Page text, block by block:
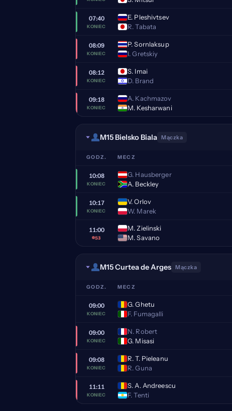
07:40
KONIEC
E. Pleshivtsev
R. Tabata
08:09
KONIEC
P. Sornlaksup
I. Gretskiy
08:12
KONIEC
S. Imai
D. Brand
09:18
KONIEC
A. Kachmazov
M. Kesharwani
M15 Bielsko Biala Mączka
GODZ. MECZ
10:08
KONIEC
G. Hausberger
A. Beckley
10:17
KONIEC
V. Orlov
W. Marek
11:00
S3
M. Zielinski
M. Savano
M15 Curtea de Arges Mączka
GODZ. MECZ
09:00
KONIEC
G. Ghetu
F. Fumagalli
09:00
KONIEC
N. Robert
G. Misasi
09:08
KONIEC
R. T. Pieleanu
R. Guna
11:11
KONIEC
S. A. Andreescu
F. Tenti